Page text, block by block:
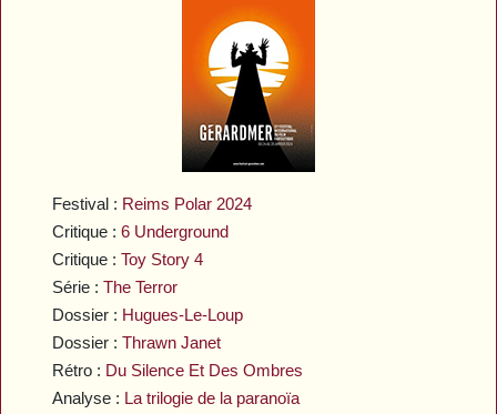
Festival : Reims Polar 2024
Critique :6 Underground
Critique :Toy Story 4
Série :The Terror
Dossier : Hugues-Le-Loup
Dossier :Thrawn Janet
Rétro : Du Silence Et Des Ombres
Analyse : La trilogie de la paranoïa